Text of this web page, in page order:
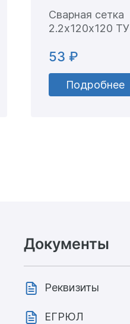
Сварная сетка
2.2х120х120 ТУ
53 ₽
Подробнее
Документы
Реквизиты
ЕГРЮЛ